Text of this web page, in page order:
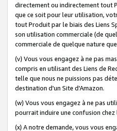
directement ou indirectement tout
que ce soit pour leur utilisation,
tout Produit par le biais des Liens
son utilisation commerciale (de
commerciale de quelque nature
(v) Vous vous engagez à ne pas
compris en utilisant des Liens de
telle que nous ne puissions pas
destination d'un Site d'Amazon.
(w) Vous vous engagez à ne pas
pourrait induire une confusion
(x) A notre demande, vous vous